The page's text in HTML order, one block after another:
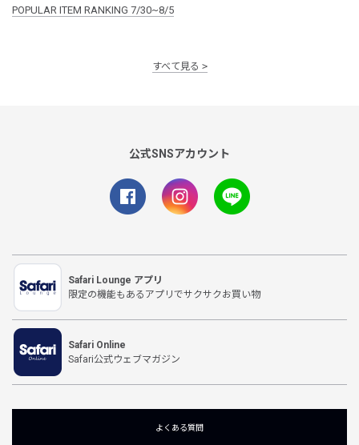
POPULAR ITEM RANKING 7/30~8/5
すべて見る
公式SNSアカウント
Safari Lounge アプリ
限定の機能もあるアプリでサクサクお買い物
Safari Online
Safari公式ウェブマガジン
よくある質問